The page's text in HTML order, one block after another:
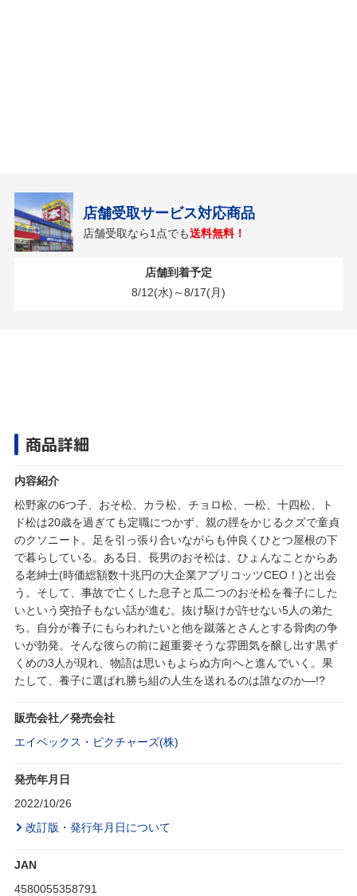
店舗受取サービス対応商品
店舗受取なら1点でも送料無料！
店舗到着予定
8/12(水)～8/17(月)
商品詳細
内容紹介
松野家の6つ子、おそ松、カラ松、チョロ松、一松、十四松、ト
ド松は20歳を過ぎても定職につかず、親の脛をかじるクズで童貞
のクソニート。足を引っ張り合いながらも仲良くひとつ屋根の下
で暮らしている。ある日、長男のおそ松は、ひょんなことからあ
る老紳士(時価総額数十兆円の大企業アプリコッツCEO！)と出会
う。そして、事故で亡くした息子と瓜二つのおそ松を養子にした
いという突拍子もない話が進む。抜け駆けが許せない5人の弟た
ち。自分が養子にもらわれたいと他を蹴落とさんとする骨肉の争
いが勃発。そんな彼らの前に超重要そうな雰囲気を醸し出す黒ず
くめの3人が現れ、物語は思いもよらぬ方向へと進んでいく。果
たして、養子に選ばれ勝ち組の人生を送れるのは誰なのか―!?
販売会社／発売会社
エイベックス・ピクチャーズ(株)
発売年月日
2022/10/26
改訂版・発行年月日について
JAN
4580055358791